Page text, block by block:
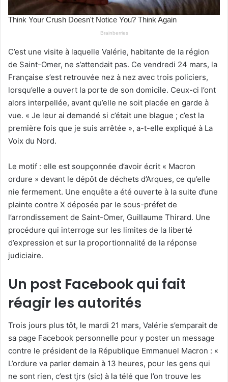
C’est une visite à laquelle Valérie, habitante de la région
de Saint-Omer, ne s’attendait pas. Ce vendredi 24 mars, la
Française s’est retrouvée nez à nez avec trois policiers,
lorsqu’elle a ouvert la porte de son domicile. Ceux-ci l’ont
alors interpellée, avant qu’elle ne soit placée en garde à
vue. « Je leur ai demandé si c’était une blague ; c’est la
première fois que je suis arrêtée », a-t-elle expliqué à La
Voix du Nord.
Le motif : elle est soupçonnée d’avoir écrit « Macron
ordure » devant le dépôt de déchets d’Arques, ce qu’elle
nie fermement. Une enquête a été ouverte à la suite d’une
plainte contre X déposée par le sous-préfet de
l’arrondissement de Saint-Omer, Guillaume Thirard. Une
procédure qui interroge sur les limites de la liberté
d’expression et sur la proportionnalité de la réponse
judiciaire.
Un post Facebook qui fait
réagir les autorités
Trois jours plus tôt, le mardi 21 mars, Valérie s’emparait de
sa page Facebook personnelle pour y poster un message
contre le président de la République Emmanuel Macron : «
L’ordure va parler demain à 13 heures, pour les gens qui
ne sont rien, c’est tjrs (sic) à la télé que l’on trouve les